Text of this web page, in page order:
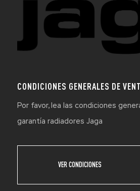
CONDICIONES GENERALES DE
Por favor, lea las condiciones
garantía radiadores Jaga
VER CONDICIONES